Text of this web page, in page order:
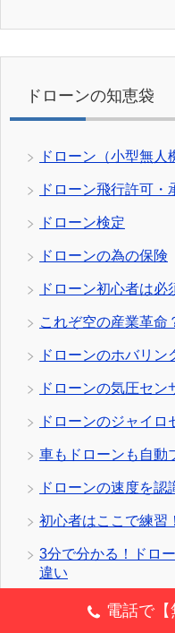
ドローンの知恵袋
ドローン（小型無人
ドローン飛行許可・
ドローン検定
ドローンの為の保険
ドローン初心者は
これぞ空の産業革命
ドローンのホバリ
ドローンの気圧セン
ドローンのジャイロ
車もドローンも自動
ドローンの速度を認
初心者はここで練習
3分で分かる！ドロ
違い
ドローンを買う前に
電話で【